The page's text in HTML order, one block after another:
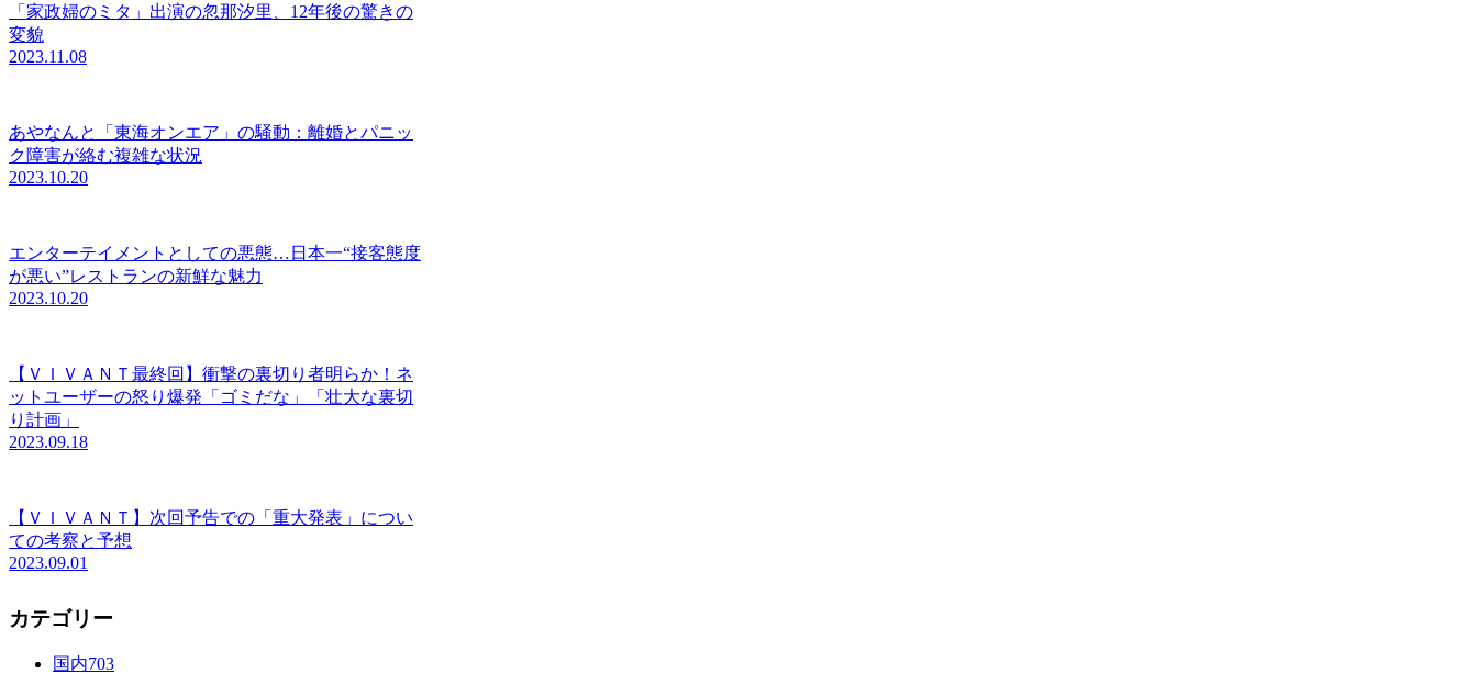
「家政婦のミタ」出演の忽那汐里、12年後の驚きの
変貌
2023.11.08
あやなんと「東海オンエア」の騒動：離婚とパニッ
ク障害が絡む複雑な状況
2023.10.20
エンターテイメントとしての悪態…日本一“接客態度
が悪い”レストランの新鮮な魅力
2023.10.20
【ＶＩＶＡＮＴ最終回】衝撃の裏切り者明らか！ネ
ットユーザーの怒り爆発「ゴミだな」「壮大な裏切
り計画」
2023.09.18
【ＶＩＶＡＮＴ】次回予告での「重大発表」につい
ての考察と予想
2023.09.01
カテゴリー
国内703